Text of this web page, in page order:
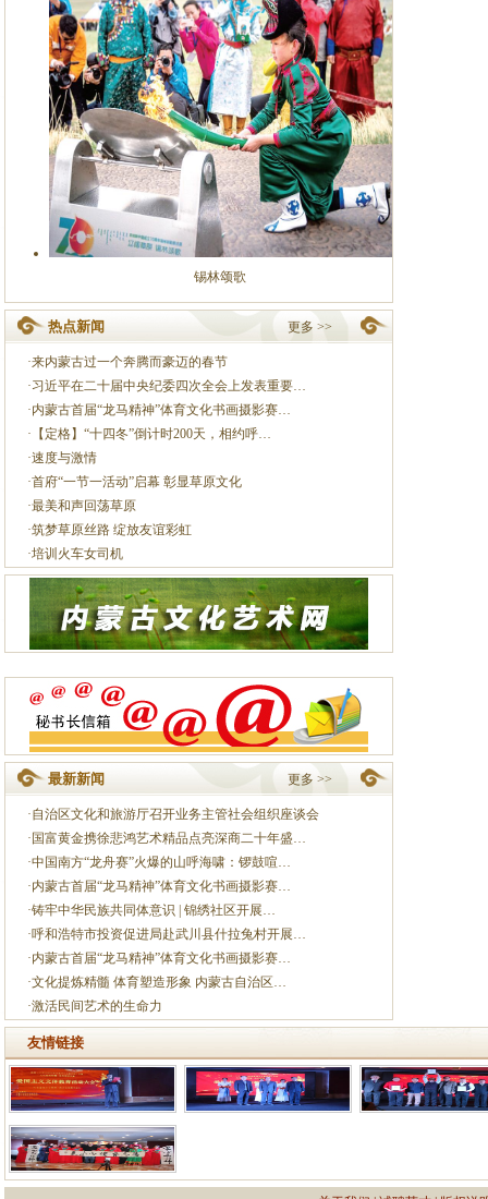
锡林颂歌
热点新闻 更多 >>
·来内蒙古过一个奔腾而豪迈的春节
·习近平在二十届中央纪委四次全会上发表重要…
·内蒙古首届“龙马精神”体育文化书画摄影赛…
· 【定格】“十四冬”倒计时200天，相约呼…
·速度与激情
·首府“一节一活动”启幕 彰显草原文化
·最美和声回荡草原
·筑梦草原丝路 绽放友谊彩虹
·培训火车女司机
最新新闻 更多 >>
·自治区文化和旅游厅召开业务主管社会组织座谈会
· 国富黄金携徐悲鸿艺术精品点亮深商二十年盛…
·中国南方“龙舟赛”火爆的山呼海啸：锣鼓喧…
·内蒙古首届“龙马精神”体育文化书画摄影赛…
·铸牢中华民族共同体意识 | 锦绣社区开展…
·呼和浩特市投资促进局赴武川县什拉兔村开展…
·内蒙古首届“龙马精神”体育文化书画摄影赛…
·文化提炼精髓 体育塑造形象 内蒙古自治区…
·激活民间艺术的生命力
友情链接